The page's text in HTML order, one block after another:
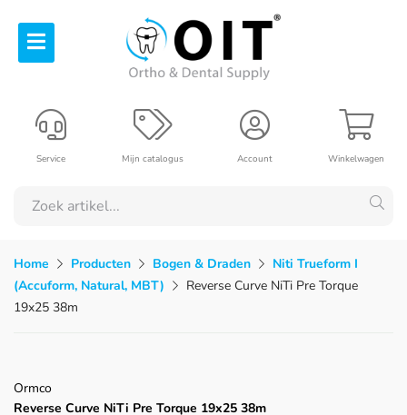
Winkelwagen
Account
Mijn catalogus
Service
Home Producten Bogen & Draden
Niti Trueform I
(Accuform, Natural, MBT)
Reverse Curve NiTi Pre Torque
19x25 38m
Ormco
Reverse Curve NiTi Pre Torque 19x25 38m